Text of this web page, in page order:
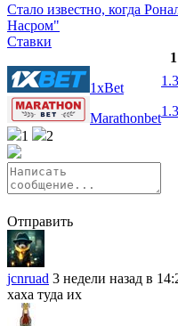
Стало известно, когда
Насром"
Ставки
1
1xBet
Marathonbet
1
2
Отправить
jcnruad 3 недели назад в
хаха туда их